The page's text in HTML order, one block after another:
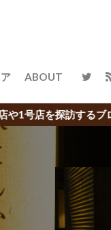
ABOUT
「本店の旅」